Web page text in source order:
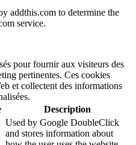
addthis.com to determine the
service.
pour fournir aux visiteurs des
pertinentes. Ces cookies
et collectent des informations
Description
Used by Google DoubleClick
and stores information about